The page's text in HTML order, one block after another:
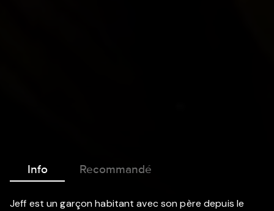
Info Recommandé
Jeff est un garçon habitant avec son père depuis le